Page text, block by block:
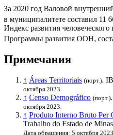
За 2020 год Валовой
в муниципалитете составил 11
Индекс развития человеческого
Программы развития ООН,
Примечания
↑ Áreas Territoriais (порт.).
октября 2023.
↑ Censo Demográfico (порт.).
октября 2023.
↑ Produto Interno Bruto Per
Trabalho do Estado de
Дата обращения: 5 октября